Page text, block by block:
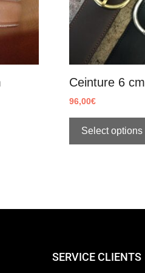
Ceinture 6 cm
96,00€
Select options
SERVICE CLIENTS